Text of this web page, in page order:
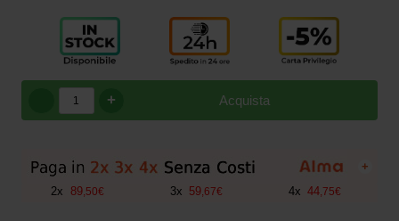
Acquista
+
+
2x 89, 50€ 3x 59, 67€ 4x 44 75€